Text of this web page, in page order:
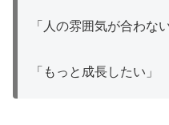
「人の雰囲気が合わない
「もっと成長したい」